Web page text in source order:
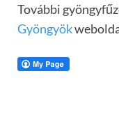
További
Gyöngyök